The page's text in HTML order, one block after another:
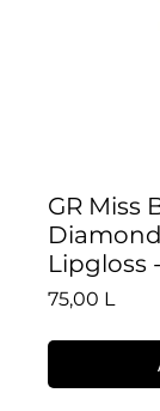
GR Miss
Lipgloss
75,00 L